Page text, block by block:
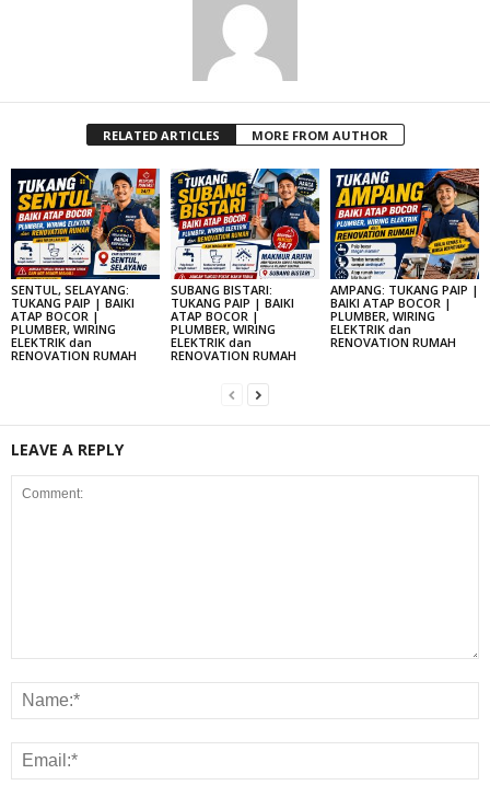
RELATED ARTICLES MORE FROM AUTHOR
SENTUL, SELAYANG:
TUKANG PAIP | BAIKI
ATAP BOCOR |
PLUMBER, WIRING
ELEKTRIK dan
RENOVATION RUMAH
SUBANG BISTARI:
TUKANG PAIP | BAIKI
ATAP BOCOR |
PLUMBER, WIRING
ELEKTRIK dan
RENOVATION RUMAH
AMPANG: TUKANG PAIP |
BAIKI ATAP BOCOR |
PLUMBER, WIRING
ELEKTRIK dan
RENOVATION RUMAH
LEAVE A REPLY